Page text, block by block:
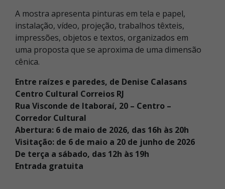
A mostra apresenta pinturas em tela e papel,
instalação, vídeo, projeção, trabalhos têxteis,
impressões, objetos e textos, organizados em
uma proposta que se aproxima de uma dimensão
cênica.
Entre raízes e paredes, de Denise Calasans
Centro Cultural Correios RJ
Rua Visconde de Itaboraí, 20 – Centro –
Corredor Cultural
Abertura: 6 de maio de 2026, das 16h às 20h
Visitação: de 6 de maio a 20 de junho de 2026
De terça a sábado, das 12h às 19h
Entrada gratuita